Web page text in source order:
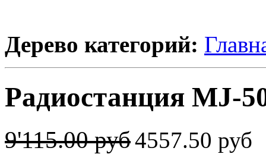
Дерево категорий:
Радиостанция MJ-
9'115.00 руб4557.50 руб